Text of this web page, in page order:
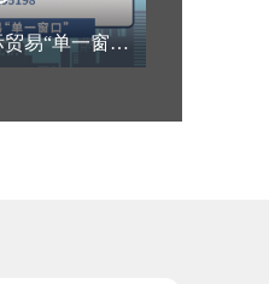
北京率先实现国际贸易“单一窗口”出口退税